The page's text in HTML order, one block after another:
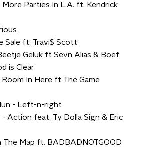
More Parties In L.A. ft. Kendrick
Sale ft. Travi$ Scott
Geluk ft Sevn Alias & Boef
is Clear
In Here ft The Game
- Left-n-right
- Action feat. Ty Dolla Sign & Eric
The Map ft. BADBADNOTGOOD